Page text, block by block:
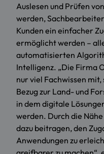
Auslesen und Prüfen
werden,
Kunden ein einfacher
ermöglicht werden –
automatisierten
Intelligenz. „Die Firma
nur viel Fachwissen
Bezug zur Land- und
in dem digitale
werden. Durch die
dazu beitragen, den
Anwendungen zu